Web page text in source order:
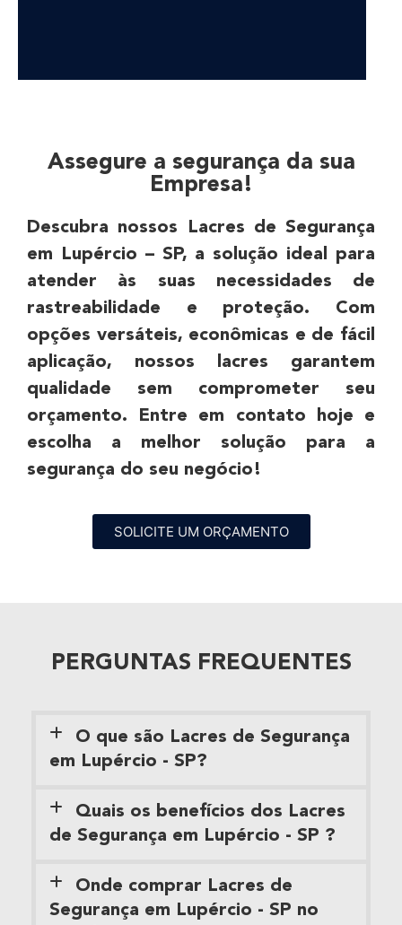
DEPOIMENTOS
“Achei o atendimento da Seal Lacres
primeiro contato até o pós-venda, neste
quesito são imbatíveis! Todos são muito
prestativos e atenciosos. “
Tarsis Tavares
Assegure a segurança da sua
Empresa!
Descubra nossos Lacres de Segurança
em Lupércio – SP, a solução ideal para
atender às suas necessidades de
rastreabilidade e proteção. Com
opções versáteis, econômicas e de fácil
aplicação, nossos lacres garantem
qualidade sem comprometer seu
orçamento.
Entre em contato hoje e
escolha a melhor solução para a
segurança do seu negócio!
SOLICITE UM ORÇAMENTO
PERGUNTAS FREQUENTES
O que são Lacres de Segurança
em Lupércio - SP?
Quais os benefícios dos Lacres
de Segurança em Lupércio - SP ?
Onde comprar Lacres de
Segurança em Lupércio - SP no